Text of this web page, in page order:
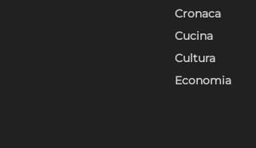
Cronaca
Cucina
Cultura
Economia